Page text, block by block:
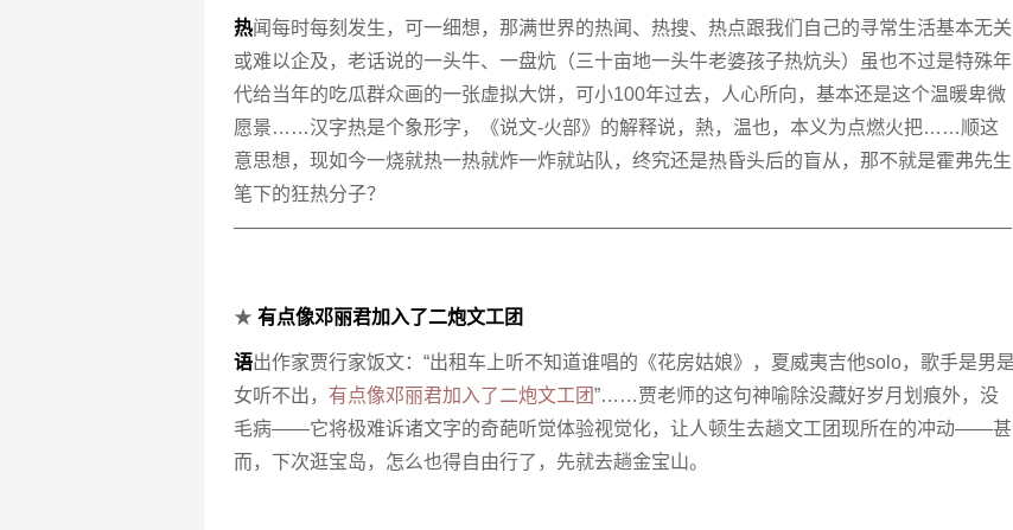
热闻每时每刻发生，可一细想，那满世界的热闻、热搜、热点跟我们自己的寻常生活基本无关
或难以企及，老话说的一头牛、一盘炕（三十亩地一头牛老婆孩子热炕头）虽也不过是特殊年
代给当年的吃瓜群众画的一张虚拟大饼，可小100年过去，人心所向，基本还是这个温暖卑微
愿景……汉字热是个象形字，《说文-火部》的解释说，熱，温也，本义为点燃火把……顺这
意思想，现如今一烧就热一热就炸一炸就站队，终究还是热昏头后的盲从，那不就是霍弗先生
笔下的狂热分子？
—————————————————————————————————————————
★ 有点像邓丽君加入了二炮文工团
语出作家贾行家饭文：“出租车上听不知道谁唱的《花房姑娘》，夏威夷吉他solo，歌手是男是
女听不出， 有点像邓丽君加入了二炮文工团”……贾老师的这句神喻除没藏好岁月划痕外，没
毛病——它将极难诉诸文字的奇葩听觉体验视觉化，让人顿生去趟文工团现所在的冲动——甚
而，下次逛宝岛，怎么也得自由行了，先就去趟金宝山。